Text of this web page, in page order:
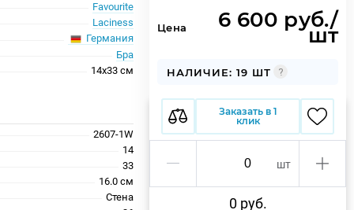
Favourite
Laciness
Германия
Бра
14x33 см
2607-1W
14
33
16.0 см
Стена
Цена 6 600 руб./
шт
НАЛИЧИЕ: 19 ШТ
Заказать в 1
клик
шт
0 руб.